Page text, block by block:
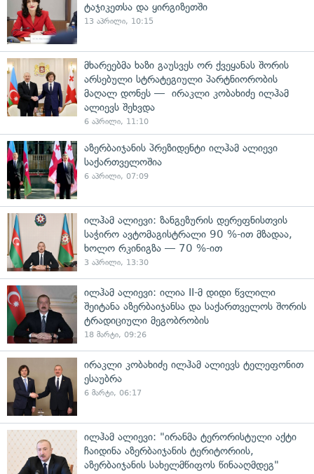
ტაჯიკეთსა და ყირგიზეთში
13 აპრილი, 10:15
მხარეებმა ხაზი გაუსვეს ორ ქვეყანას შორის
არსებული სტრატეგიული პარტნიორობის
მაღალ დონეს — ირაკლი კობახიძე ილჰამ
ალიევს შეხვდა
6 აპრილი, 11:10
აზერბაიჯანის პრეზიდენტი ილჰამ ალიევი
საქართველოშია
6 აპრილი, 07:09
ილჰამ ალიევი: ზანგეზურის დერეფნისთვის
საჭირო ავტომაგისტრალი 90 %-ით მზადაა,
ხოლო რკინიგზა — 70 %-ით
3 აპრილი, 13:30
ილჰამ ალიევი: ილია II-მ დიდი წვლილი
შეიტანა აზერბაიჯანსა და საქართველოს შორის
ტრადიციული მეგობრობის
18 მარტი, 09:26
ირაკლი კობახიძე ილჰამ ალიევს ტელეფონით
ესაუბრა
6 მარტი, 06:17
ილჰამ ალიევი: "ირანმა ტერორისტული აქტი
ჩაიდინა აზერბაიჯანის ტერიტორიის,
აზერბაიჯანის სახელმწიფოს წინააღმდეგ"